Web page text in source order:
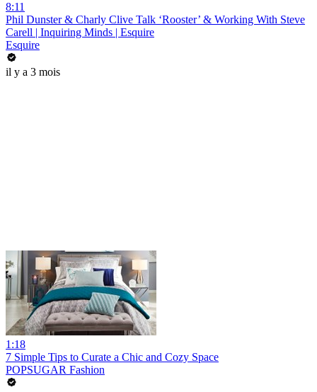
8:11
Phil Dunster & Charly Clive Talk ‘Rooster’ & Working With Steve
Carell | Inquiring Minds | Esquire
Esquire
il y a 3 mois
1:18
7 Simple Tips to Curate a Chic and Cozy Space
POPSUGAR Fashion